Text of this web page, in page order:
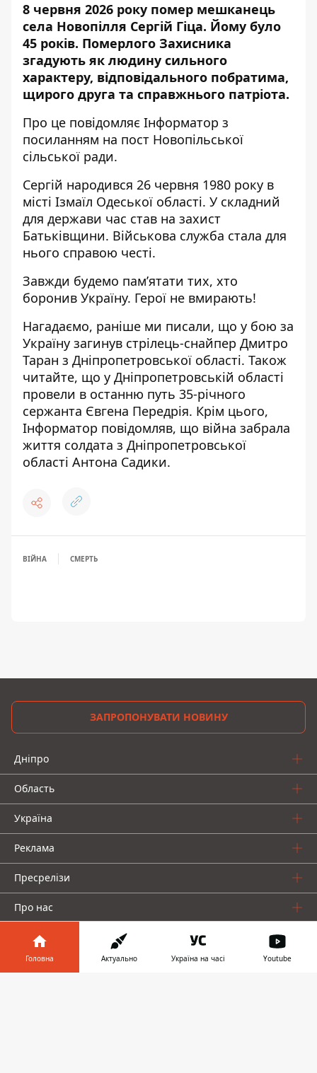
8 червня 2026 року помер мешканець
села Новопілля Сергій Гіца. Йому було
45 років. Померлого Захисника
згадують як людину сильного
характеру, відповідального побратима,
щирого друга та справжнього патріота.
Про це повідомляє Інформатор з
посиланням на пост Новопільської
сільської ради.
Сергій народився 26 червня 1980 року в
місті Ізмаїл Одеської області. У складний
для держави час став на захист
Батьківщини. Військова служба стала для
нього справою честі.
Завжди будемо пам’ятати тих, хто
боронив Україну. Герої не вмирають!
Нагадаємо, раніше ми писали, що у бою за
Україну загинув стрілець-снайпер Дмитро
Таран з Дніпропетровської області. Також
читайте, що у Дніпропетровській області
провели в останню путь 35-річного
сержанта Євгена Передрія. Крім цього,
Інформатор повідомляв, що війна забрала
життя солдата з Дніпропетровської
області Антона Садики.
ВІЙНА СМЕРТЬ
ЗАПРОПОНУВАТИ НОВИНУ
Дніпро
Область
Україна
Реклама
Пресрелізи
Про нас
Головна Актуально Україна на часі Youtube